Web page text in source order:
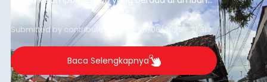
garis kemiskinan. Langkah strategis ini diambil
guna menjaga masyarakat yang berada pada
kelompok desil 5 dan 6 tersebut agar tidak
merosot ke kategori miskin.
Submitted by contributor Thu, 08/06/2026 - 21:31
Baca Selengkapnya